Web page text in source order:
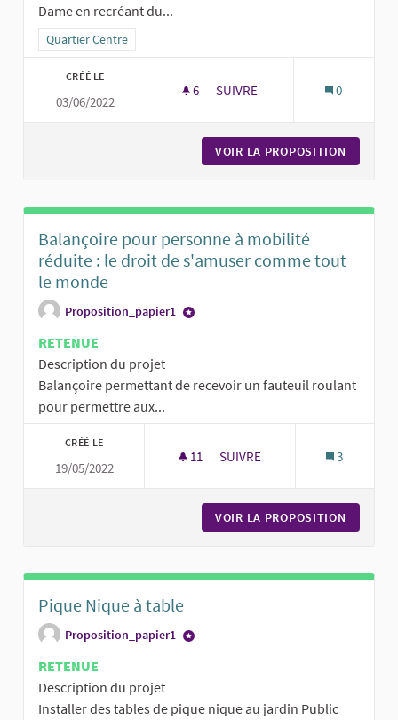
Dame en recréant du...
Filtrer les résultats pour le secteur : Quartier Centre
Quartier Centre
CRÉÉ LE
03/06/2022
6 6 ABONNÉS
SUIVRE 0
VOIR LA PROPOSITION
Balançoire pour personne à mobilité
réduite : le droit de s'amuser comme tout
le monde
Proposition_papier1
RETENUE
Description du projet
Balançoire permettant de recevoir un fauteuil roulant
pour permettre aux...
CRÉÉ LE
19/05/2022
11 11 ABONNÉS
SUIVRE 3
VOIR LA PROPOSITION
Pique Nique à table
Proposition_papier1
RETENUE
Description du projet
Installer des tables de pique nique au jardin Public